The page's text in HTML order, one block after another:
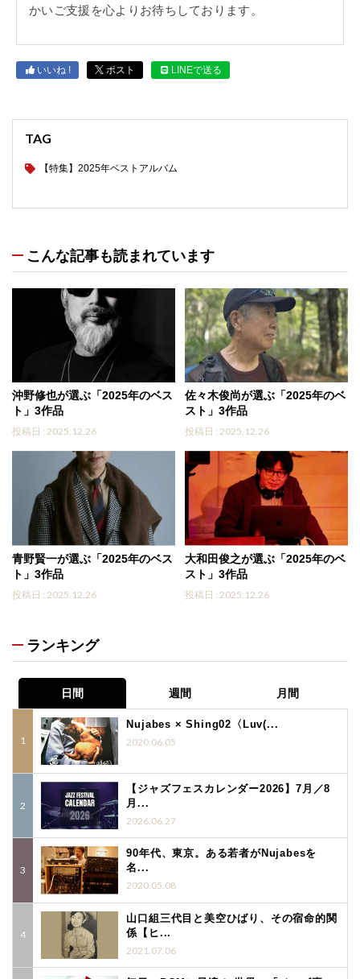
かいご支援を心よりお待ちしております。
いいね ! ポスト LINEで送る
TAG
【特集】2025年ベストアルバム
こんな記事も読まれています
沖野修也が選ぶ「2025年のベス
ト」3作品
投稿日 : 2025.12.26
佐々木俊尚が選ぶ「2025年のベ
スト」3作品
投稿日 : 2025.12.26
青野賢一が選ぶ「2025年のベス
ト」3作品
投稿日 : 2025.12.26
大和田俊之が選ぶ「2025年のベ
スト」3作品
投稿日 : 2025.12.26
ランキング
日間 週間 月間
Nujabes × Shing02〈Luv(...
2020.06.05
【ジャズフェスカレンダー2026】7月／8
月...
2026.06.27
90年代、東京。ある若者がNujabesを
名...
2020.05.08
山口組三代目と美空ひばり、その宿命的関
係【ヒ...
2021.07.06